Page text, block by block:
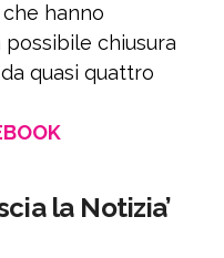
che hanno
chiusura
quasi quattro
la Notizia’